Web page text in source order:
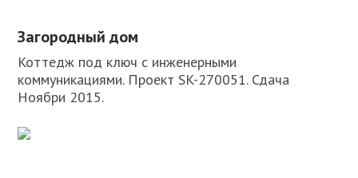
Загородный дом
Коттедж под ключ с инженерными
коммуникациями. Проект SK-270051. Сдача
Ноябри 2015.